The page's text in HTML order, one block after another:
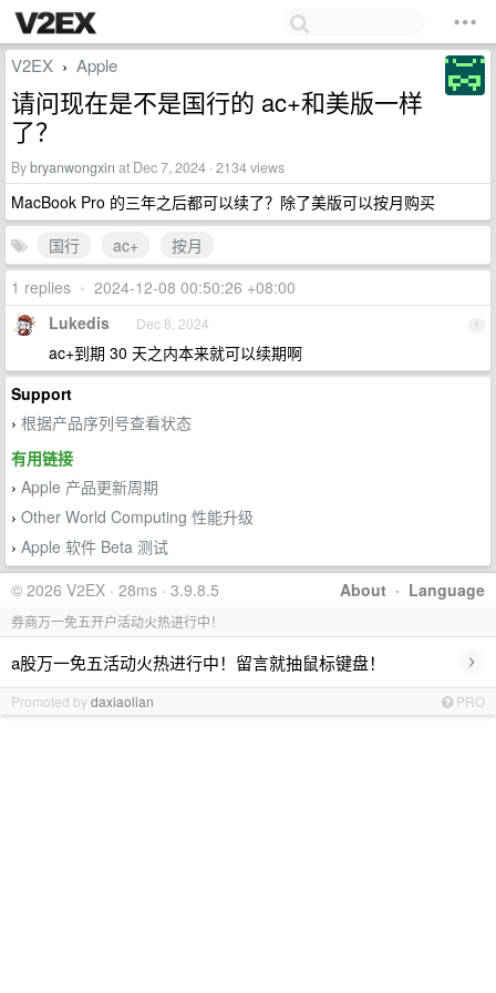
V2EX › Apple
请问现在是不是国行的 ac+和美版一样
了？
Bybryanwongxin at Dec 7, 2024 · 2134 views
MacBook Pro 的三年之后都可以续了？除了美版可以按月购买
国行
ac+
按月
1 replies • 2024-12-08 00:50:26 +08:00
1
Lukedis Dec 8, 2024
ac+到期 30 天之内本来就可以续期啊
Support
› 根据产品序列号查看状态
有用链接
› Apple 产品更新周期
› Other World Computing 性能升级
› Apple 软件 Beta 测试
About · Language
© 2026 V2EX · 28ms · 3.9.8.5
券商万一免五开户活动火热进行中！
a股万一免五活动火热进行中！留言就抽鼠标键盘！ ›
Promoted bydaxiaolian PRO